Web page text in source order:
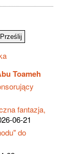
Toameh
fantazja,
06-21
do